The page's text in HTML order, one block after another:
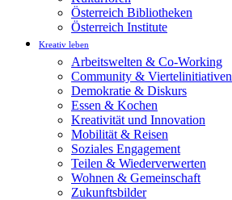
Österreich Bibliotheken
Österreich Institute
Kreativ leben
Arbeitswelten & Co-Working
Community & Viertelinitiativen
Demokratie & Diskurs
Essen & Kochen
Kreativität und Innovation
Mobilität & Reisen
Soziales Engagement
Teilen & Wiederverwerten
Wohnen & Gemeinschaft
Zukunftsbilder